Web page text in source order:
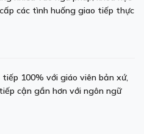
các tình huống giao tiếp thực
tiếp 100% với giáo viên bản xứ,
cận gần hơn với ngôn ngữ